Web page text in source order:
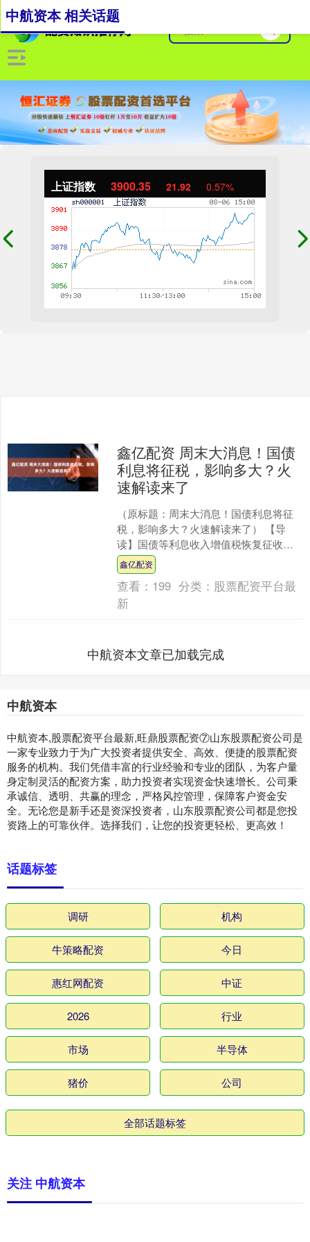
上证指数 3900.35 21.92 0.57%
中航资本 相关话题
鑫亿配资 周末大消息！国债
利息将征税，影响多大？火
速解读来了
（原标题：周末大消息！国债利息将征
税，影响多大？火速解读来了） 【导
读】国债等利息收入增值税恢复征收，
券商首席最新解读 中国基金报记者 晨曦
事关债券利息征税，....
鑫亿配资
查看： 199 分类： 股票配资平台最
新
中航资本文章已加载完成
中航资本
中航资本,股票配资平台最新,旺鼎股票配资⑦山东股票配资公司是
一家专业致力于为广大投资者提供安全、高效、便捷的股票配资
服务的机构。我们凭借丰富的行业经验和专业的团队，为客户量
身定制灵活的配资方案，助力投资者实现资金快速增长。公司秉
承诚信、透明、共赢的理念，严格风控管理，保障客户资金安
全。无论您是新手还是资深投资者，山东股票配资公司都是您投
资路上的可靠伙伴。选择我们，让您的投资更轻松、更高效！
话题标签
调研 机构
牛策略配资 今日
惠红网配资 中证
2026 行业
市场 半导体
猪价 公司
全部话题标签
关注 中航资本